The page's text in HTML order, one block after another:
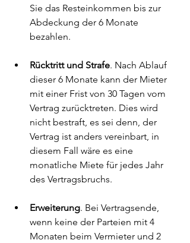
Sie das Resteinkommen bis zur
Abdeckung der 6 Monate
bezahlen.
Rücktritt und Strafe. Nach Ablauf
dieser 6 Monate kann der Mieter
mit einer Frist von 30 Tagen vom
Vertrag zurücktreten. Dies wird
nicht bestraft, es sei denn, der
Vertrag ist anders vereinbart, in
diesem Fall wäre es eine
monatliche Miete für jedes Jahr
des Vertragsbruchs.
Erweiterung. Bei Vertragsende,
wenn keine der Parteien mit 4
Monaten beim Vermieter und 2